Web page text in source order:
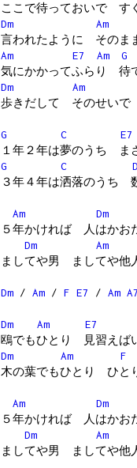
ここで待っておいで す
Dm
Am
言われたように そのま
Am
E7 Am G
気にかかってふらり 待
Dm
Am
歩きだして そのせい
G C E7
１年２年は夢のうち ま
G
C
３年４年は洒落のうち
Am Dm
５年かければ 人はかお
Dm
Am
ましてや男 ましてや他
Dm / Am / F E7 / Am A7
Dm Am E7
鴎でもひとり 見習えば
Dm
Am F
木の葉でもひとり ひと
Am Dm
５年かければ 人はかお
Dm
Am
ましてや男 ましてや他